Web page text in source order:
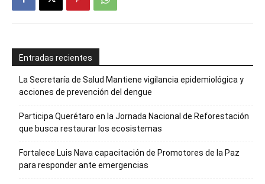
Entradas recientes
La Secretaría de Salud Mantiene vigilancia epidemiológica y
acciones de prevención del dengue
Participa Querétaro en la Jornada Nacional de Reforestación
que busca restaurar los ecosistemas
Fortalece Luis Nava capacitación de Promotores de la Paz
para responder ante emergencias